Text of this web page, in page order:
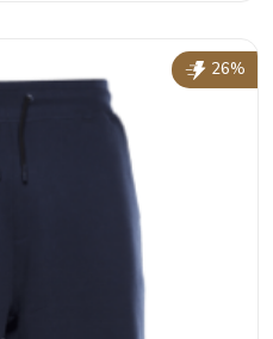
26%